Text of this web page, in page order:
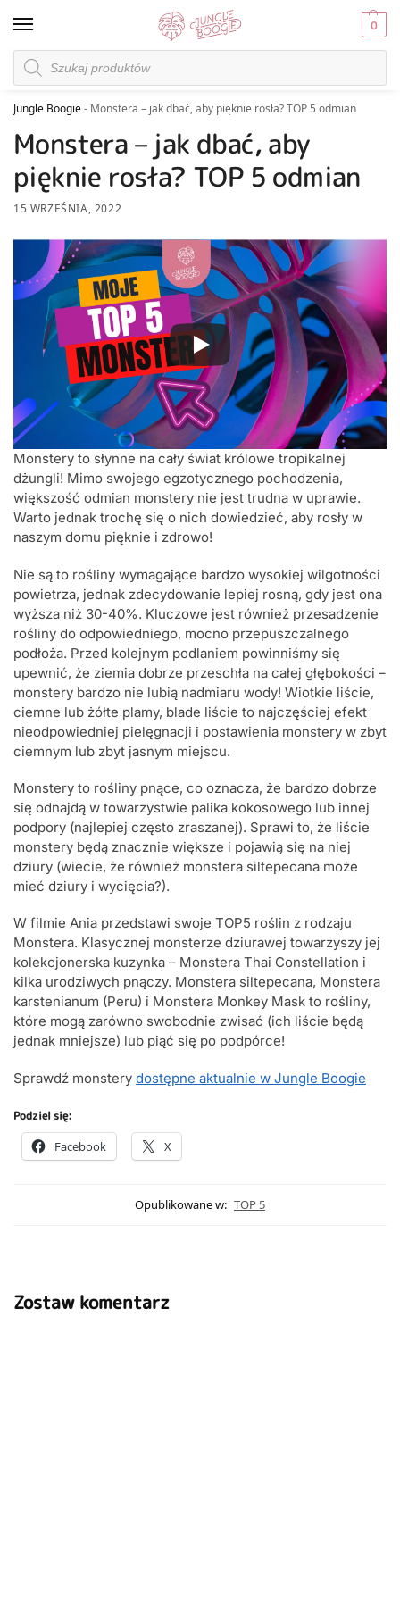
0
Jungle Boogie- Monstera – jak dbać, aby pięknie rosła? TOP 5 odmian
Monstera – jak dbać, aby
pięknie rosła? TOP 5 odmian
15 WRZEŚNIA, 2022
Monstery to słynne na cały świat królowe tropikalnej
dżungli! Mimo swojego egzotycznego pochodzenia,
większość odmian monstery nie jest trudna w uprawie.
Warto jednak trochę się o nich dowiedzieć, aby rosły w
naszym domu pięknie i zdrowo!
Nie są to rośliny wymagające bardzo wysokiej wilgotności
powietrza, jednak zdecydowanie lepiej rosną, gdy jest ona
wyższa niż 30-40%. Kluczowe jest również przesadzenie
rośliny do odpowiedniego, mocno przepuszczalnego
podłoża. Przed kolejnym podlaniem powinniśmy się
upewnić, że ziemia dobrze przeschła na całej głębokości –
monstery bardzo nie lubią nadmiaru wody! Wiotkie liście,
ciemne lub żółte plamy, blade liście to najczęściej efekt
nieodpowiedniej pielęgnacji i postawienia monstery w zbyt
ciemnym lub zbyt jasnym miejscu.
Monstery to rośliny pnące, co oznacza, że bardzo dobrze
się odnajdą w towarzystwie palika kokosowego lub innej
podpory (najlepiej często zraszanej). Sprawi to, że liście
monstery będą znacznie większe i pojawią się na niej
dziury (wiecie, że również monstera siltepecana może
mieć dziury i wycięcia?).
W filmie Ania przedstawi swoje TOP5 roślin z rodzaju
Monstera. Klasycznej monsterze dziurawej towarzyszy jej
kolekcjonerska kuzynka – Monstera Thai Constellation i
kilka urodziwych pnączy. Monstera siltepecana, Monstera
karstenianum (Peru) i Monstera Monkey Mask to rośliny,
które mogą zarówno swobodnie zwisać (ich liście będą
jednak mniejsze) lub piąć się po podpórce!
Sprawdź monstery dostępne aktualnie w Jungle Boogie
Podziel się:
Facebook X
Opublikowane w: TOP 5
Zostaw komentarz